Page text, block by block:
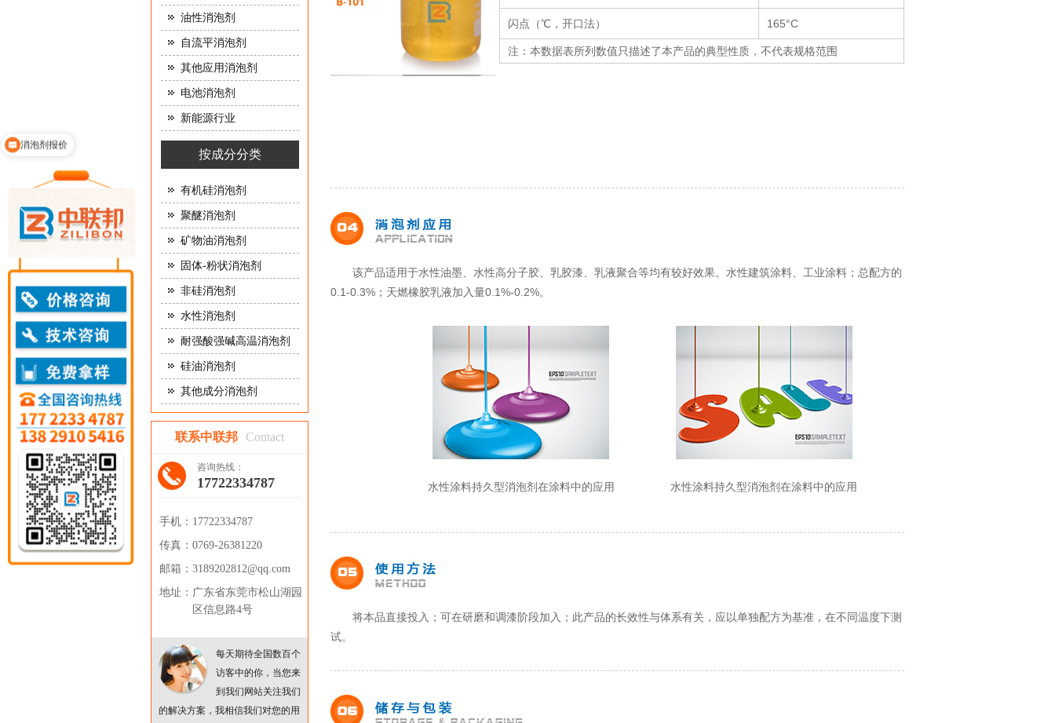
油性消泡剂
自流平消泡剂
其他应用消泡剂
电池消泡剂
新能源行业
按成分分类
有机硅消泡剂
聚醚消泡剂
矿物油消泡剂
固体-粉状消泡剂
非硅消泡剂
水性消泡剂
耐强酸强碱高温消泡剂
硅油消泡剂
其他成分消泡剂
联系中联邦 Contact
咨询热线：
17722334787
手机： 17722334787
传真： 0769-26381220
邮箱： 3189202812@qq.com
地址： 广东省东莞市松山湖园
区信息路4号
每天期待全国数百个
访客中的你，当您来
到我们网站关注我们
的解决方案，我相信我们对您的用
闪点（℃，开口法） 165°C
注：本数据表所列数值只描述了本产品的典型性质，不代表规格范围
该产品适用于水性油墨、水性高分子胶、乳胶漆、乳液聚合等均有较好效果。水性建筑涂料、工业涂料；总配方的
0.1-0.3%；天燃橡胶乳液加入量0.1%-0.2%。
水性涂料持久型消泡剂在涂料中的应用 水性涂料持久型消泡剂在涂料中的应用
将本品直接投入；可在研磨和调漆阶段加入；此产品的长效性与体系有关，应以单独配方为基准，在不同温度下测
试。
产品说明